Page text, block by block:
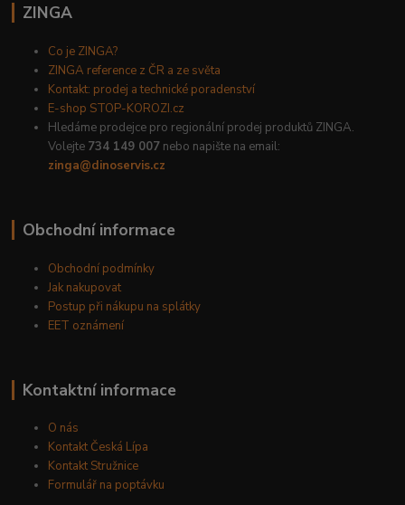
ZINGA
Co je ZINGA?
ZINGA reference z ČR a ze světa
Kontakt: prodej a technické poradenství
E-shop STOP-KOROZI.cz
Hledáme prodejce pro regionální prodej produktů ZINGA.
Volejte 734 149 007 nebo napište na email:
zinga@dinoservis.cz
Obchodní informace
Obchodní podmínky
Jak nakupovat
Postup při nákupu na splátky
EET oznámení
Kontaktní informace
O nás
Kontakt Česká Lípa
Kontakt Stružnice
Formulář na poptávku